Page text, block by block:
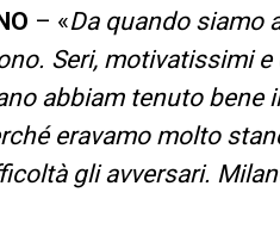
– «Da quando siamo
Seri, motivatissimi
abbiam tenuto bene
eravamo molto
gli avversari.